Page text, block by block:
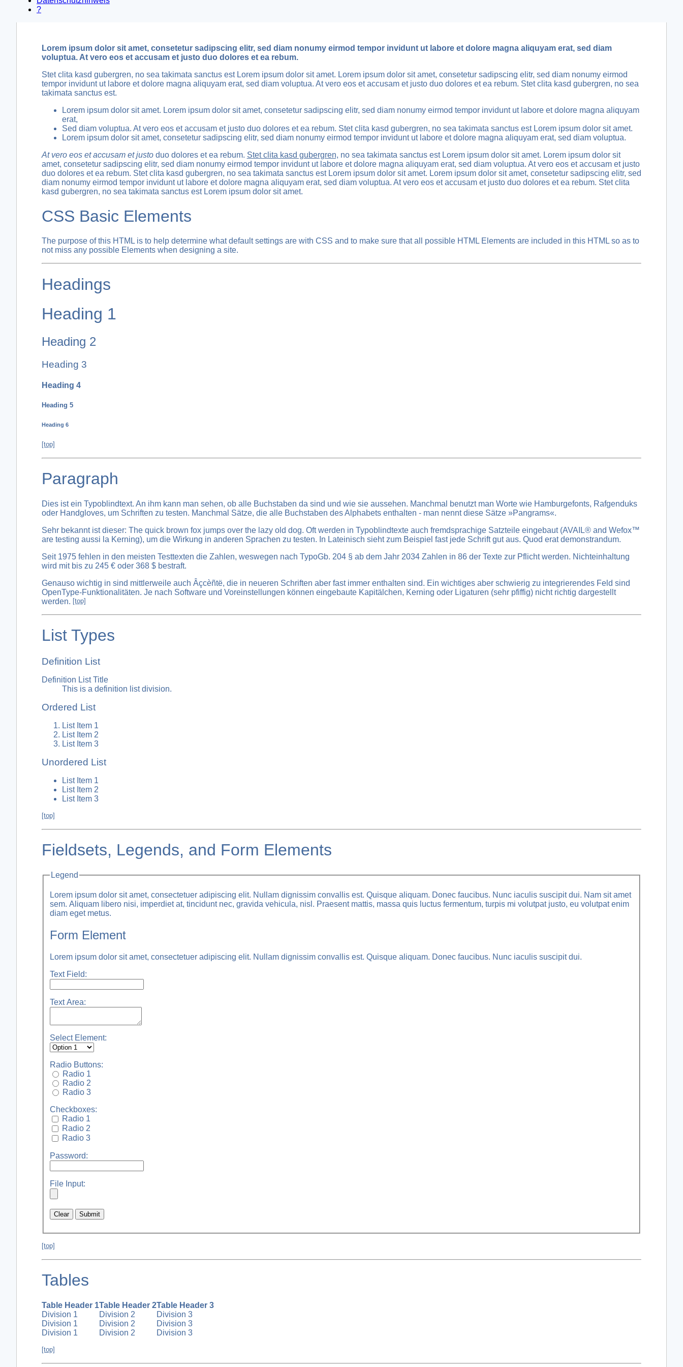
?
Lorem ipsum dolor sit amet, consetetur sadipscing elitr, sed diam nonumy eirmod tempor invidunt ut labore et dolore magna aliquyam erat, sed diam
voluptua. At vero eos et accusam et justo duo dolores et ea rebum.
Stet clita kasd gubergren, no sea takimata sanctus est Lorem ipsum dolor sit amet. Lorem ipsum dolor sit amet, consetetur sadipscing elitr, sed diam nonumy eirmod
tempor invidunt ut labore et dolore magna aliquyam erat, sed diam voluptua. At vero eos et accusam et justo duo dolores et ea rebum. Stet clita kasd gubergren, no sea
takimata sanctus est.
Lorem ipsum dolor sit amet. Lorem ipsum dolor sit amet, consetetur sadipscing elitr, sed diam nonumy eirmod tempor invidunt ut labore et dolore magna aliquyam
erat,
Sed diam voluptua. At vero eos et accusam et justo duo dolores et ea rebum. Stet clita kasd gubergren, no sea takimata sanctus est Lorem ipsum dolor sit amet.
Lorem ipsum dolor sit amet, consetetur sadipscing elitr, sed diam nonumy eirmod tempor invidunt ut labore et dolore magna aliquyam erat, sed diam voluptua.
At vero eos et accusam et justo duo dolores et ea rebum. Stet clita kasd gubergren, no sea takimata sanctus est Lorem ipsum dolor sit amet. Lorem ipsum dolor sit
amet, consetetur sadipscing elitr, sed diam nonumy eirmod tempor invidunt ut labore et dolore magna aliquyam erat, sed diam voluptua. At vero eos et accusam et justo
duo dolores et ea rebum. Stet clita kasd gubergren, no sea takimata sanctus est Lorem ipsum dolor sit amet. Lorem ipsum dolor sit amet, consetetur sadipscing elitr, sed
diam nonumy eirmod tempor invidunt ut labore et dolore magna aliquyam erat, sed diam voluptua. At vero eos et accusam et justo duo dolores et ea rebum. Stet clita
kasd gubergren, no sea takimata sanctus est Lorem ipsum dolor sit amet.
CSS Basic Elements
The purpose of this HTML is to help determine what default settings are with CSS and to make sure that all possible HTML Elements are included in this HTML so as to
not miss any possible Elements when designing a site.
Headings
Heading 1
Heading 2
Heading 3
Heading 4
Heading 5
Heading 6
[top]
Paragraph
Dies ist ein Typoblindtext. An ihm kann man sehen, ob alle Buchstaben da sind und wie sie aussehen. Manchmal benutzt man Worte wie Hamburgefonts, Rafgenduks
oder Handgloves, um Schriften zu testen. Manchmal Sätze, die alle Buchstaben des Alphabets enthalten - man nennt diese Sätze »Pangrams«.
Sehr bekannt ist dieser: The quick brown fox jumps over the lazy old dog. Oft werden in Typoblindtexte auch fremdsprachige Satzteile eingebaut (AVAIL® and Wefox™
are testing aussi la Kerning), um die Wirkung in anderen Sprachen zu testen. In Lateinisch sieht zum Beispiel fast jede Schrift gut aus. Quod erat demonstrandum.
Seit 1975 fehlen in den meisten Testtexten die Zahlen, weswegen nach TypoGb. 204 § ab dem Jahr 2034 Zahlen in 86 der Texte zur Pflicht werden. Nichteinhaltung
wird mit bis zu 245 € oder 368 $ bestraft.
Genauso wichtig in sind mittlerweile auch Âçcèñtë, die in neueren Schriften aber fast immer enthalten sind. Ein wichtiges aber schwierig zu integrierendes Feld sind
OpenType-Funktionalitäten. Je nach Software und Voreinstellungen können eingebaute Kapitälchen, Kerning oder Ligaturen (sehr pfiffig) nicht richtig dargestellt
werden. [top]
List Types
Definition List
Definition List Title
This is a definition list division.
Ordered List
List Item 1
List Item 2
List Item 3
Unordered List
List Item 1
List Item 2
List Item 3
[top]
Fieldsets, Legends, and Form Elements
Legend
Lorem ipsum dolor sit amet, consectetuer adipiscing elit. Nullam dignissim convallis est. Quisque aliquam. Donec faucibus. Nunc iaculis suscipit dui. Nam sit amet
sem. Aliquam libero nisi, imperdiet at, tincidunt nec, gravida vehicula, nisl. Praesent mattis, massa quis luctus fermentum, turpis mi volutpat justo, eu volutpat enim
diam eget metus.
Form Element
Lorem ipsum dolor sit amet, consectetuer adipiscing elit. Nullam dignissim convallis est. Quisque aliquam. Donec faucibus. Nunc iaculis suscipit dui.
Text Field:
Text Area:
Select Element:
Radio Buttons:
Radio 1
Radio 2
Radio 3
Checkboxes:
Radio 1
Radio 2
Radio 3
Password:
File Input:
[top]
Tables
Table Header 1Table Header 2Table Header 3
Division 1
Division 2
Division 3
Division 1
Division 2
Division 3
Division 1
Division 2 Division 3
[top]